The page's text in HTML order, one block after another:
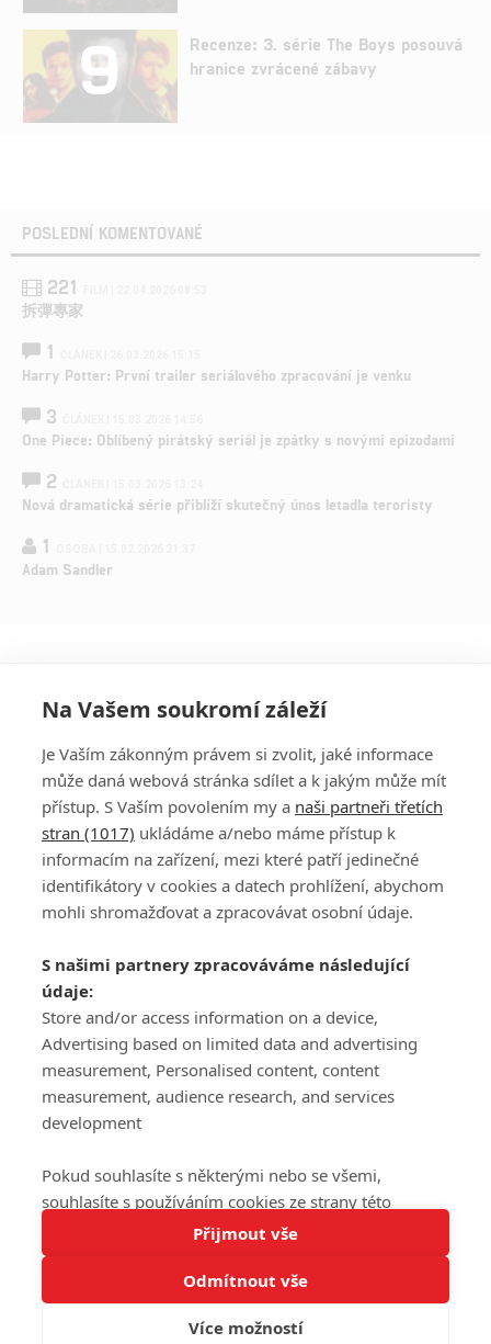
Tato stránka používá soubory cookies.
Rozumím
9
Recenze: 3. série The Boys posouvá
hranice zvrácené zábavy
POSLEDNÍ KOMENTOVANÉ
221
拆彈專家
1
Harry Potter: První trailer seriálového zpracování je venku
3
One Piece: Oblíbený pirátský seriál je zpátky s novými epizodami
2
Nová dramatická série přiblíží skutečný únos letadla teroristy
1
Adam Sandler
PŘIHLÁSIT
REGISTROVAT
DISKUZE
Šéfredaktorkou webu jePetr Slavík, e-mailserialy@fandimefilmu.cz
Máte-li zájem o inzerci na našem webu napište nám na e-mail
studio@koncal.com
Ochrana osobních údajů|Zásady používání cookies|Pravidla webu
Upravit nastavení soukromí
© 2016 – 2026 FandimeSerialum.cz / All rights reserved /
Koncal studio s.r.o., IČO: 03604071, Lýskova 2073/57, Stodůlky, 155
Na Vašem soukromí záleží
Je Vaším zákonným právem si zvolit, jaké informace
může daná webová stránka sdílet a k jakým může mít
přístup. S Vaším povolením my a naši partneři třetích
stran (1017) ukládáme a/nebo máme přístup k
informacím na zařízení, mezi které patří jedinečné
identifikátory v cookies a datech prohlížení, abychom
mohli shromažďovat a zpracovávat osobní údaje.
S našimi partnery zpracováváme následující
údaje:
Store and/or access information on a device,
Advertising based on limited data and advertising
measurement, Personalised content, content
measurement, audience research, and services
development
Pokud souhlasíte s některými nebo se všemi,
souhlasíte s používáním cookies ze strany této
stránky a pro tyto účely. Souhlas také můžete
odmítnout, ale v takovém případě vám na stránce
nebudou k dispozici některé personalizované funkce.
Vaše volby souhlasu se budou vztahovat pouze na
tuto webovou stránku. Vaše nastavení a odvolání
Přijmout vše
Odmítnout vše
Více možností